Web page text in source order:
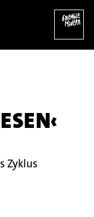
I für Oboe &
Zyklus